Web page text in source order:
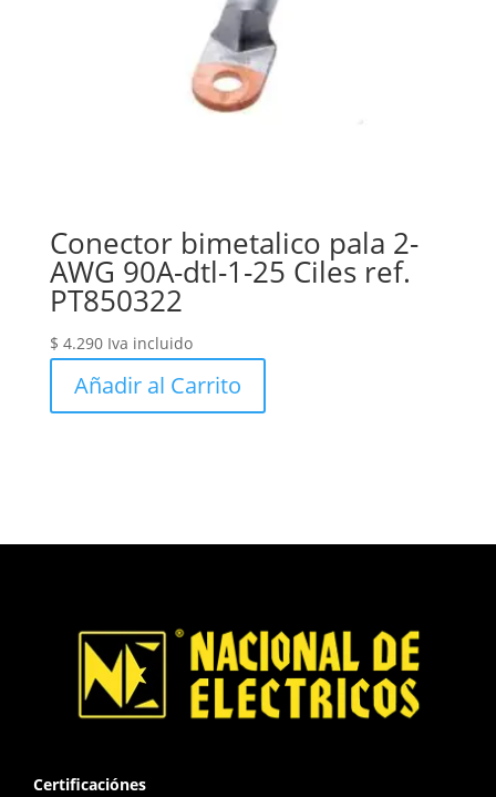
Conector bimetalico pala 2-
AWG 90A-dtl-1-25 Ciles ref.
PT850322
$ 4.290 Iva incluido
Añadir al Carrito
Certificaciónes